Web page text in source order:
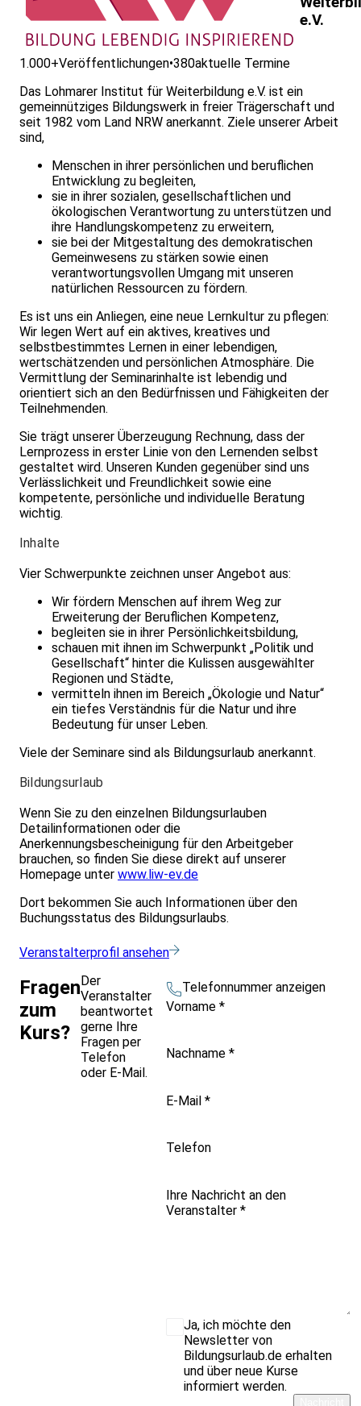
e.V.
1.000+Veröffentlichungen•380aktuelle Termine
Das Lohmarer Institut für Weiterbildung e.V. ist ein
gemeinnütziges Bildungswerk in freier Trägerschaft und
seit 1982 vom Land NRW anerkannt. Ziele unserer Arbeit
sind,
Menschen in ihrer persönlichen und beruflichen
Entwicklung zu begleiten,
sie in ihrer sozialen, gesellschaftlichen und
ökologischen Verantwortung zu unterstützen und
ihre Handlungskompetenz zu erweitern,
sie bei der Mitgestaltung des demokratischen
Gemeinwesens zu stärken sowie einen
verantwortungsvollen Umgang mit unseren
natürlichen Ressourcen zu fördern.
Es ist uns ein Anliegen, eine neue Lernkultur zu pflegen:
Wir legen Wert auf ein aktives, kreatives und
selbstbestimmtes Lernen in einer leben­digen,
wertschätzenden und persönlichen Atmosphäre. Die
Vermittlung der Seminarinhalte ist lebendig und
orientiert sich an den Bedürfnissen und Fähigkeiten der
Teilnehmenden.
Sie trägt unserer Überzeugung Rechnung, dass der
Lernprozess in erster Linie von den Lernenden selbst
gestaltet wird. Unseren Kunden gegenüber sind uns
Verlässlichkeit und Freundlichkeit sowie eine
kompetente, persönliche und individuelle Beratung
wichtig.
Inhalte
Vier Schwerpunkte zeichnen unser Angebot aus:
Wir fördern Menschen auf ihrem Weg zur
Erweiterung der Beruflichen Kompetenz,
begleiten sie in ihrer Persönlichkeitsbildung,
schauen mit ihnen im Schwerpunkt „Politik und
Gesellschaft“ hinter die Kulissen ausgewählter
Regionen und Städte,
vermitteln ihnen im Bereich „Ökologie und Natur“
ein tiefes Verständnis für die Natur und ihre
Bedeutung für unser Leben.
Viele der Seminare sind als Bildungsurlaub anerkannt.
Bildungsurlaub
Wenn Sie zu den einzelnen Bildungsurlauben
Detailinformationen oder die
Anerkennungsbescheinigung für den Arbeitgeber
brauchen, so finden Sie diese direkt auf unserer
Homepage unter www.liw-ev.de
Dort bekommen Sie auch Informationen über den
Buchungsstatus des Bildungsurlaubs.
Veranstalterprofil ansehen
Fragen
zum
Kurs?
Der
Veranstalter
beantwortet
gerne Ihre
Fragen per
Telefon
oder E-Mail.
Telefonnummer anzeigen
Vorname *
Nachname *
E-Mail *
Telefon
Ihre Nachricht an den
Veranstalter *
Ja, ich möchte den
Newsletter von
Bildungsurlaub.de erhalten
und über neue Kurse
informiert werden.